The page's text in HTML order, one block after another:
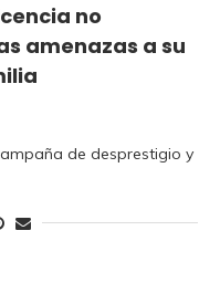
no
amenazas a su
de desprestigio y